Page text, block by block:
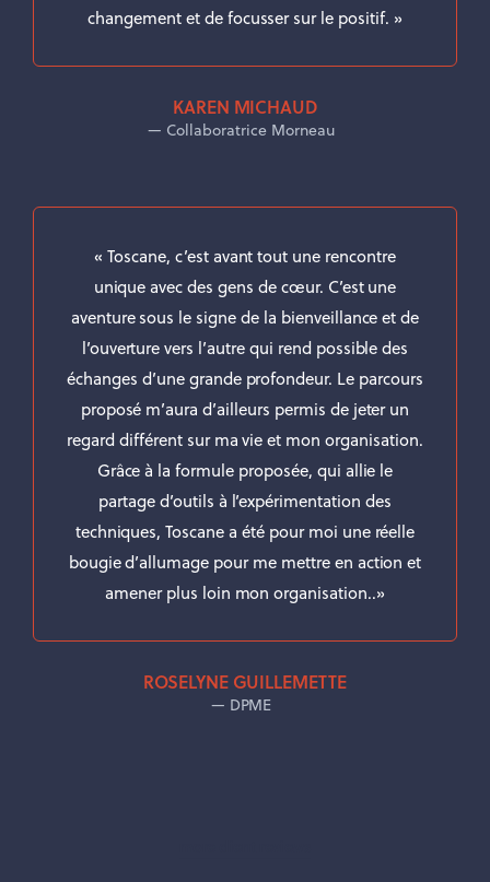
changement et de focusser sur le positif. »
KAREN MICHAUD
Collaboratrice Morneau
« Toscane, c’est avant tout une rencontre
unique avec des gens de cœur. C’est une
aventure sous le signe de la bienveillance et de
l’ouverture vers l’autre qui rend possible des
échanges d’une grande profondeur. Le parcours
proposé m’aura d’ailleurs permis de jeter un
regard différent sur ma vie et mon organisation.
Grâce à la formule proposée, qui allie le
partage d’outils à l’expérimentation des
techniques, Toscane a été pour moi une réelle
bougie d’allumage pour me mettre en action et
amener plus loin mon organisation..»
ROSELYNE GUILLEMETTE
DPME